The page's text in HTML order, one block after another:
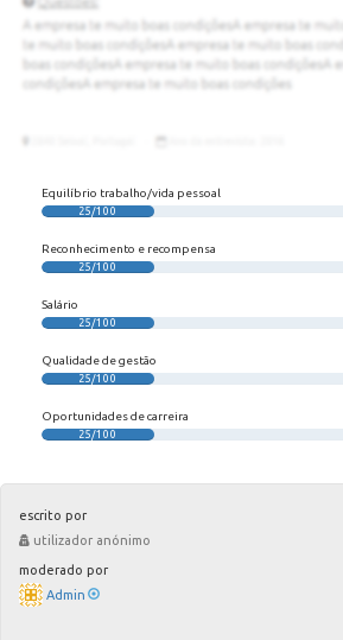
Equilíbrio trabalho/vida pessoal
25/100
Reconhecimento e recompensa
25/100
Salário
25/100
Qualidade de gestão
25/100
Oportunidades de carreira
25/100
escrito por
utilizador anónimo
moderado por
Admin